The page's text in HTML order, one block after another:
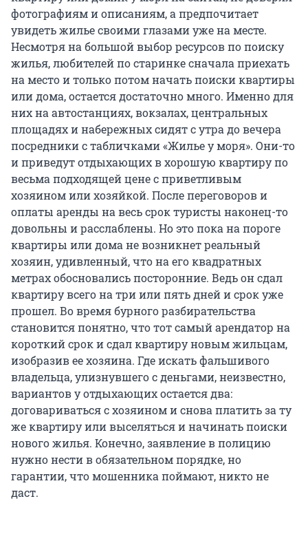
фотографиям и описаниям, а предпочитает
увидеть жилье своими глазами уже на месте.
Несмотря на большой выбор ресурсов по поиску
жилья, любителей по старинке сначала приехать
на место и только потом начать поиски квартиры
или дома, остается достаточно много. Именно для
них на автостанциях, вокзалах, центральных
площадях и набережных сидят с утра до вечера
посредники с табличками «Жилье у моря». Они-то
и приведут отдыхающих в хорошую квартиру по
весьма подходящей цене с приветливым
хозяином или хозяйкой. После переговоров и
оплаты аренды на весь срок туристы наконец-то
довольны и расслаблены. Но это пока на пороге
квартиры или дома не возникнет реальный
хозяин, удивленный, что на его квадратных
метрах обосновались посторонние. Ведь он сдал
квартиру всего на три или пять дней и срок уже
прошел. Во время бурного разбирательства
становится понятно, что тот самый арендатор на
короткий срок и сдал квартиру новым жильцам,
изобразив ее хозяина. Где искать фальшивого
владельца, улизнувшего с деньгами, неизвестно,
вариантов у отдыхающих остается два:
договариваться с хозяином и снова платить за ту
же квартиру или выселяться и начинать поиски
нового жилья. Конечно, заявление в полицию
нужно нести в обязательном порядке, но
гарантии, что мошенника поймают, никто не
даст.